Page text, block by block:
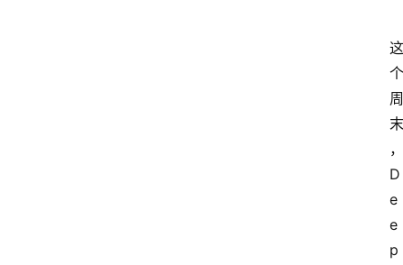
这
个
周
末
，
D
e
e
p